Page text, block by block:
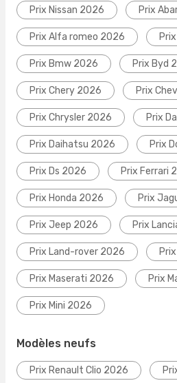
Prix Nissan 2026 Prix
Prix Alfa romeo 2026
Prix Bmw 2026 Prix Byd
Prix Chery 2026 Prix
Prix Chrysler 2026 Prix
Prix Daihatsu 2026 Prix
Prix Ds 2026 Prix Ferrari
Prix Honda 2026 Prix
Prix Jeep 2026 Prix
Prix Land-rover 2026
Prix Maserati 2026 Prix
Prix Mini 2026
Modèles neufs
Prix Renault Clio 2026